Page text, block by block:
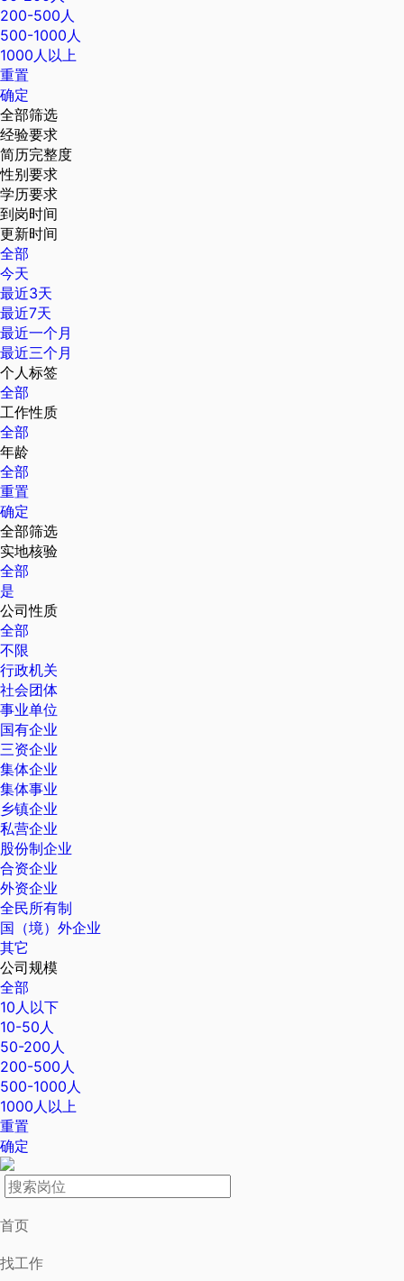
200-500人
500-1000人
1000人以上
重置
确定
全部筛选
经验要求
简历完整度
性别要求
学历要求
到岗时间
更新时间
全部
今天
最近3天
最近7天
最近一个月
最近三个月
个人标签
全部
工作性质
全部
年龄
全部
重置
确定
全部筛选
实地核验
全部
是
公司性质
全部
不限
行政机关
社会团体
事业单位
国有企业
三资企业
集体企业
集体事业
乡镇企业
私营企业
股份制企业
合资企业
外资企业
全民所有制
国（境）外企业
其它
公司规模
全部
10人以下
10-50人
50-200人
200-500人
500-1000人
1000人以上
重置
确定
首页
找工作